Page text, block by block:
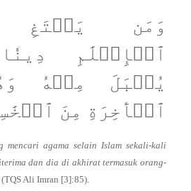
وَمَن يَبۡتَغِ
ٱلۡإِسۡلَٰمِ
يُقۡبَلَ مِنۡهُ
ٱلۡأٓخِرَةِ مِنَ
mencari agama selain Islam sekali-kali
dan dia di akhirat termasuk orang-
(TQS Ali Imran [3]:85).